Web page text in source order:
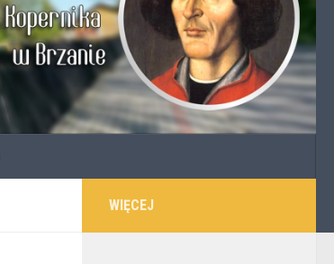
WIĘCEJ